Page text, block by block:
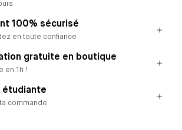
100% sécurisé
en toute confiance
gratuite en boutique
en 1h !
étudiante
commande